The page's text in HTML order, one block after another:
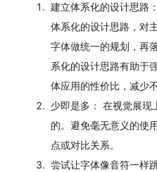
建立体系化的设计思路：
体系化的设计思路，对
字体做统一的规划，再
系化的设计思路有助于
体应用的性价比，减少
少即是多： 在视觉展现
的。避免毫无意义的使
点或对比关系。
尝试让字体像音符一样